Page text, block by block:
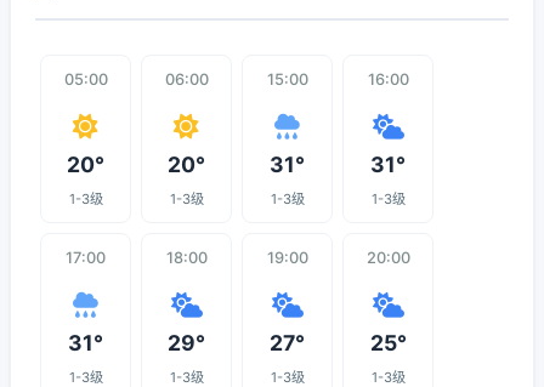
05:00
20°
1-3级
06:00
20°
1-3级
15:00
31°
1-3级
16:00
31°
1-3级
17:00
31°
1-3级
18:00
29°
1-3级
19:00
27°
1-3级
20:00
25°
1-3级